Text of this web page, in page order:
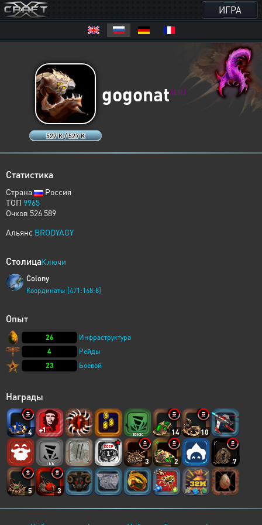
ИГРА
527 K / 527 K
gogonatXERJ
Статистика
Страна
Россия
ТОП 9965
Очков 526 589
Альянс BRODYAGY
СтолицаКлючи
Colony
Координаты [471:148:8]
Опыт
26
Инфраструктура
4
Рейды
23
Боевой
Награды
4 14 10
3 2 7
5 3